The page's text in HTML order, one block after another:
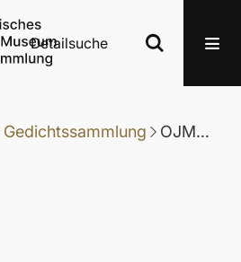
Detailsuche
Gedichtssammlung OJM_DN_G_011-014: Gedicht